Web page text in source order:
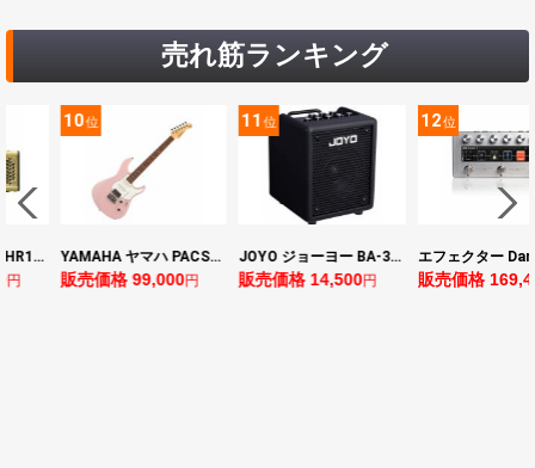
売れ筋ランキング
ヤマハ YAMAHA THR10II 小型ギターアンプ
円
10位
YAMAHA ヤマハ PACS+12 ASP Pacifica Standard Plus パシフィカスタンダードプラス エレキギター
販売価格 99,000円
11位
JOYO ジョーヨー BA-30 VIBE CUBE BLK 30W 小型ベースアンプ Bluetooth+OTGオーディオI/F搭載
販売価格 14,500円
12位
販売価格